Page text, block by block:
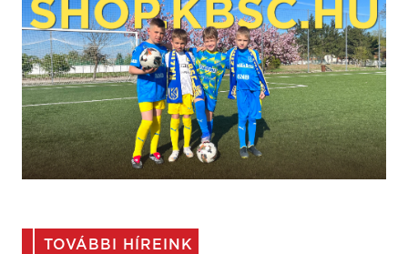
TOVÁBBI HÍREINK